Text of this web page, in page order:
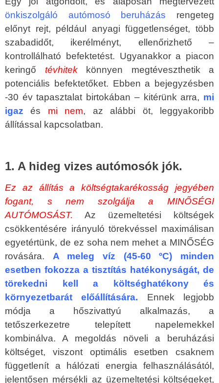
önkiszolgáló autómosó beruházás rengeteg
előnyt rejt, például anyagi függetlenséget, több
szabadidőt, ikerélményt, ellenőrizhető –
kontrollálható befektetést. Ugyanakkor a piacon
keringő tévhitek
könnyen megtéveszthetik a
potenciális befektetőket. Ebben a bejegyzésben
-30 év tapasztalat birtokában – kitérünk arra, mi
igaz és mi nem, az alábbi öt, leggyakoribb
állítással kapcsolatban.
1. A hideg vizes autómosók jók.
Ez az állítás a költségtakarékosság jegyében
fogant, s nem szolgálja a MINŐSÉGI
AUTÓMOSÁST. Az üzemeltetési költségek
csökkentésére irányuló törekvéssel maximálisan
egyetértünk, de ez soha nem mehet a MINŐSÉG
rovására. A meleg víz (45-60 ºC) minden
esetben fokozza a tisztítás hatékonyságát, de
törekedni kell a költséghatékony és
környezetbarát előállítására. Ennek legjobb
módja a hőszivattyú alkalmazás, a
tetőszerkezetre telepített napelemekkel
kombinálva. A megoldás növeli a beruházási
költséget, viszont optimális esetben csaknem
függetlenít a hálózati energia felhasználásától,
jelentősen mérsékli az üzemeltetési költségeket,